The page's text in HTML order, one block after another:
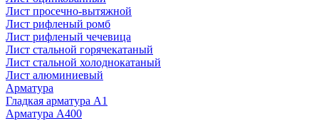
Лист просечно-вытяжной
Лист рифленый ромб
Лист рифленый чечевица
Лист стальной горячекатаный
Лист стальной холоднокатаный
Лист алюминиевый
Арматура
Гладкая арматура А1
Арматура А400